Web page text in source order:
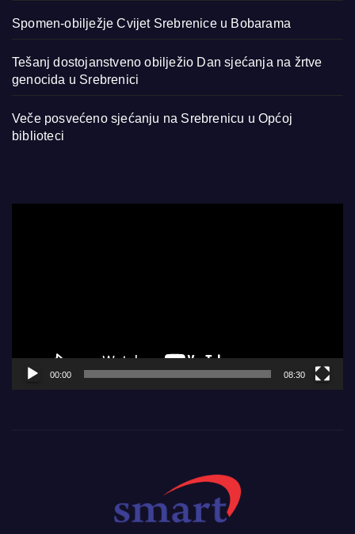
Spomen-obilježje Cvijet Srebrenice u Bobarama
Tešanj dostojanstveno obilježio Dan sjećanja na žrtve
genocida u Srebrenici
Veče posvećeno sjećanju na Srebrenicu u Općoj
biblioteci
00:00 08:30